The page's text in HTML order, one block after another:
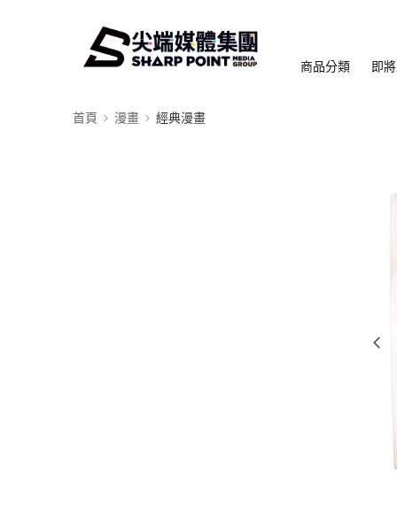
商品分類 即
首頁 漫畫 經典漫畫